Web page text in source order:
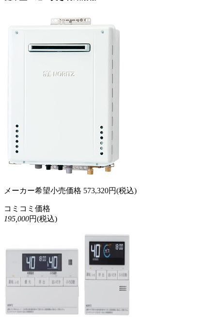
メーカー希望小売価格 573,320円(税込)
コミコミ価格
195,000円(税込)